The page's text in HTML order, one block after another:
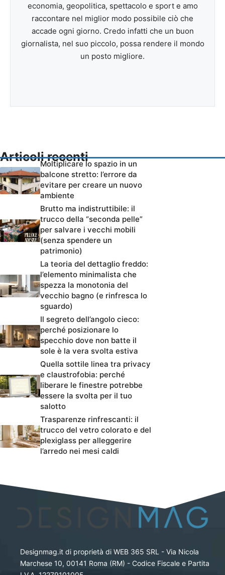
economia, geopolitica, spettacolo e sport e amo
raccontare nel miglior modo possibile ciò che
accade ogni giorno. Credo infatti che un buon
giornalista, nel suo piccolo, possa rendere il mondo
un posto migliore.
Articoli recenti
Moltiplicare lo spazio in un
balcone stretto: l’errore da
evitare per creare un nuovo
ambiente
Brutto ma indistruttibile: il
trucco della “seconda pelle”
per salvare i vecchi mobili
(senza spendere un
patrimonio)
La teoria del dettaglio freddo:
l’elemento minimalista che
spezza la monotonia del
vecchio bagno (e rinfresca lo
sguardo)
Il segreto dell’angolo cieco:
perché posizionare lo
specchio dove non batte il
sole è la vera svolta estiva
Quella sottile linea tra privacy
e claustrofobia: perché
liberare le finestre potrebbe
essere la svolta per il tuo
salotto
Trasparenze rinfrescanti: il
trucco del vetro colorato e del
plexiglass per alleggerire
l’arredo nei mesi caldi
Designmag.it di proprietà di WEB 365 SRL - Via Nicola
Marchese 10, 00141 Roma (RM) - Codice Fiscale e Partita